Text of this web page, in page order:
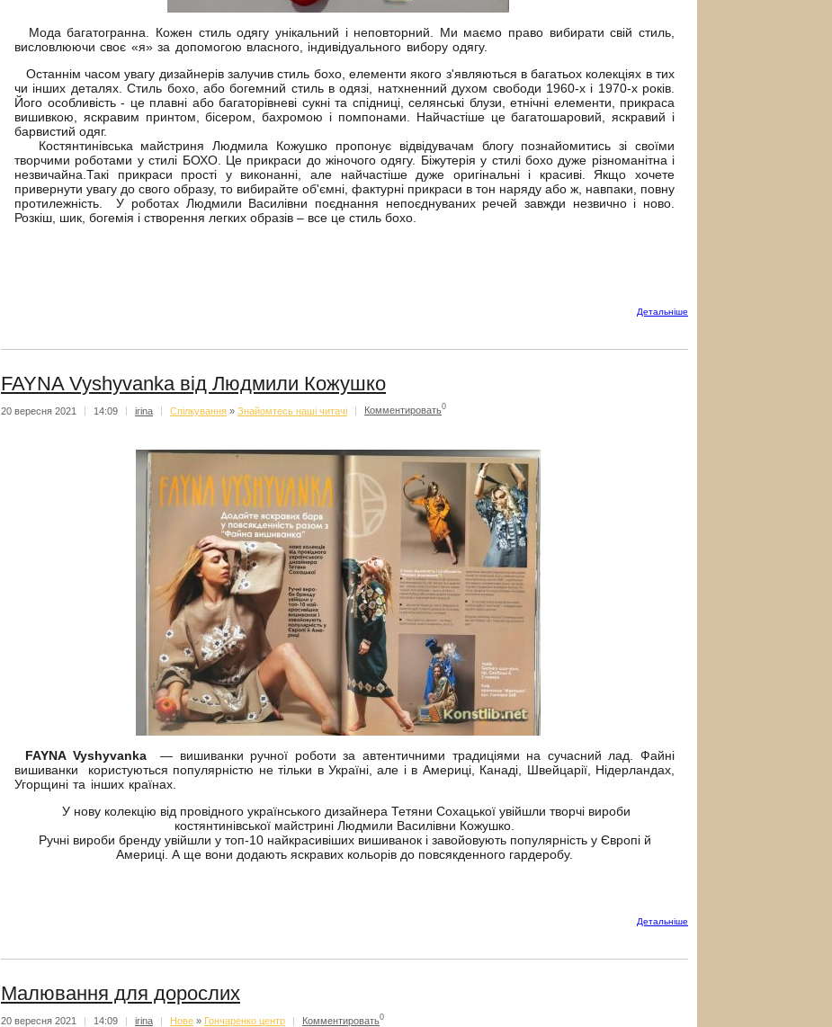
Мода багатогранна. Кожен стиль одягу унікальний і неповторний. Ми маємо право вибирати свій стиль,
висловлюючи своє «я» за допомогою власного, індивідуального вибору одягу.
Останнім часом увагу дизайнерів залучив стиль бохо, елементи якого з'являються в багатьох колекціях в тих
чи інших деталях. Стиль бохо, або богемний стиль в одязі, натхненний духом свободи 1960-х і 1970-х років.
Його особливість - це плавні або багаторівневі сукні та спідниці, селянські блузи, етнічні елементи, прикраса
вишивкою, яскравим принтом, бісером, бахромою і помпонами. Найчастіше це багатошаровий, яскравий і
барвистий одяг.
Костянтинівська майстриня Людмила Кожушко пропонує відвідувачам блогу познайомитись зі своїми
творчими роботами у стилі БОХО. Це прикраси до жіночого одягу. Біжутерія у стилі бохо дуже різноманітна і
незвичайна.Такі прикраси прості у виконанні, але найчастіше дуже оригінальні і красиві. Якщо хочете
привернути увагу до свого образу, то вибирайте об'ємні, фактурні прикраси в тон наряду або ж, навпаки, повну
протилежність. У роботах Людмили Василівни поєднання непоєднуваних речей завжди незвично і ново.
Розкіш, шик, богемія і створення легких образів – все це стиль бохо.
Детальнiше
FAYNA Vyshyvanka від Людмили Кожушко
20 вересня 2021 14:09 irina Спiлкування » Знайомтесь наші читачі Комментировать0
FAYNA Vyshyvanka
— вишиванки ручної роботи за автентичними традиціями на сучасний лад. Файні
вишиванки користуються популярністю не тільки в Україні, але і в Америці, Канаді, Швейцарії, Нідерландах,
Угорщині та інших країнах.
У нову колекцію від провідного українського дизайнера Тетяни Сохацької увійшли творчі вироби
костянтинівської майстрині Людмили Василівни Кожушко.
Ручні вироби бренду увійшли у топ-10 найкрасивіших вишиванок і завойовують популярність у Європі й
Америці. А ще вони додають яскравих кольорів до повсякденного гардеробу.
Детальнiше
Малювання для дорослих
20 вересня 2021 | 14:09 | irina | Нове » Гончаренко центр | Комментировать0